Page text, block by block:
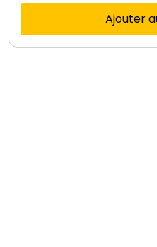
Ajouter